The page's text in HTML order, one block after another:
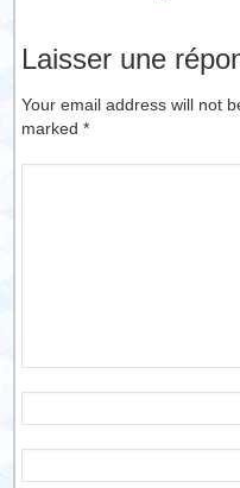
Laisser une
Your email address will not
marked*